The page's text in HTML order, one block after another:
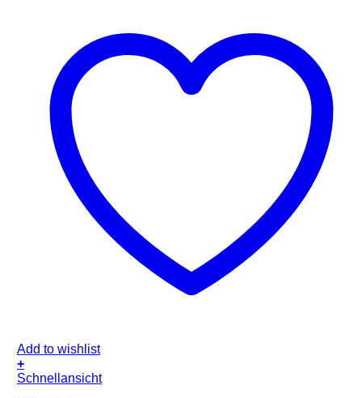
Add to wishlist
+
Schnellansicht